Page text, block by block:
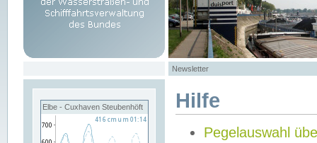
Newsletter
Elbe - Cuxhaven Steubenhöft Hilfe
Pegelauswahl